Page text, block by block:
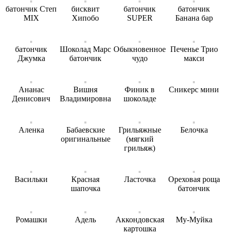
батончик Степ
MIX
бисквит
Хипобо
батончик
SUPER
батончик
Банана бар
батончик
Джумка
Шоколад Марс
батончик
Обыкновенное
чудо
Печенье Трио
макси
Ананас
Денисович
Вишня
Владимировна
Финик в
шоколаде
Сникерс мини
Аленка
Бабаевские
оригинальные
Грильяжные
(мягкий
грильяж)
Белочка
Васильки
Красная
шапочка
Ласточка
Ореховая роща
батончик
Ромашки Адель
Аккондовская
картошка
Му-Муйка